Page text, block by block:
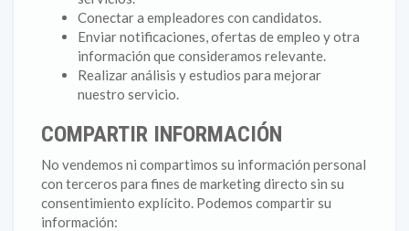
Conectar a empleadores con candidatos.
Enviar notificaciones, ofertas de empleo y otra
información que consideramos relevante.
Realizar análisis y estudios para mejorar
nuestro servicio.
COMPARTIR INFORMACIÓN
No vendemos ni compartimos su información personal
con terceros para fines de marketing directo sin su
consentimiento explícito. Podemos compartir su
información: